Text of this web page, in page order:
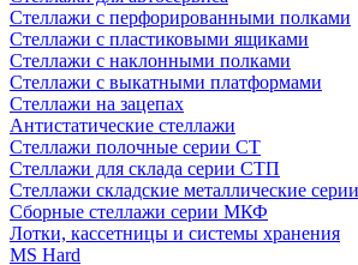
Стеллажи с перфорированными полками
Стеллажи с пластиковыми ящиками
Стеллажи с наклонными полками
Стеллажи с выкатными платформами
Стеллажи на зацепах
Антистатические стеллажи
Стеллажи полочные серии СТ
Стеллажи для склада серии СТП
Стеллажи складские металлические
Сборные стеллажи серии МКФ
Лотки, кассетницы и системы хранения
MS Hard